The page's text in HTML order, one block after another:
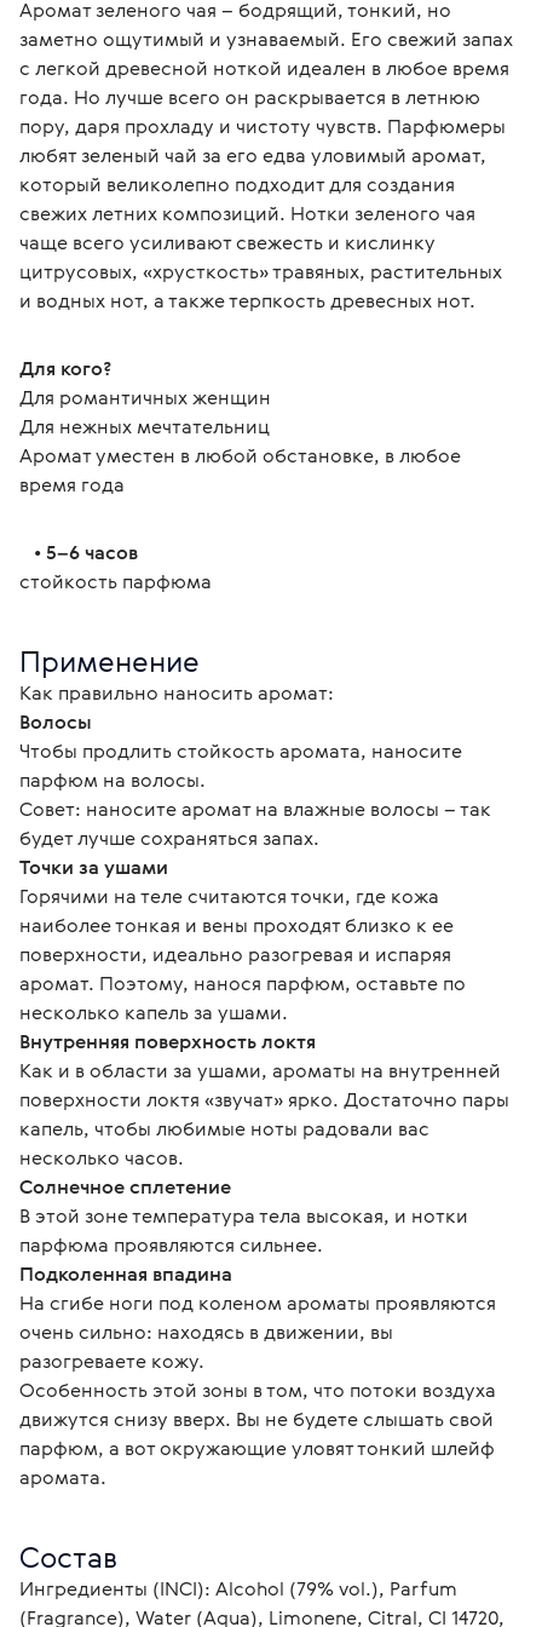
Аромат зеленого чая – бодрящий, тонкий, но
заметно ощутимый и узнаваемый. Его свежий запах
с легкой древесной ноткой идеален в любое время
года. Но лучше всего он раскрывается в летнюю
пору, даря прохладу и чистоту чувств. Парфюмеры
любят зеленый чай за его едва уловимый аромат,
который великолепно подходит для создания
свежих летних композиций. Нотки зеленого чая
чаще всего усиливают свежесть и кислинку
цитрусовых, «хрусткость» травяных, растительных
и водных нот, а также терпкость древесных нот.
Для кого?
Для романтичных женщин
Для нежных мечтательниц
Аромат уместен в любой обстановке, в любое
время года
• 5–6 часов
стойкость парфюма
Применение
Как правильно наносить аромат:
Волосы
Чтобы продлить стойкость аромата, наносите
парфюм на волосы.
Совет: наносите аромат на влажные волосы – так
будет лучше сохраняться запах.
Точки за ушами
Горячими на теле считаются точки, где кожа
наиболее тонкая и вены проходят близко к ее
поверхности, идеально разогревая и испаряя
аромат. Поэтому, нанося парфюм, оставьте по
несколько капель за ушами.
Внутренняя поверхность локтя
Как и в области за ушами, ароматы на внутренней
поверхности локтя «звучат» ярко. Достаточно пары
капель, чтобы любимые ноты радовали вас
несколько часов.
Солнечное сплетение
В этой зоне температура тела высокая, и нотки
парфюма проявляются сильнее.
Подколенная впадина
На сгибе ноги под коленом ароматы проявляются
очень сильно: находясь в движении, вы
разогреваете кожу.
Особенность этой зоны в том, что потоки воздуха
движутся снизу вверх. Вы не будете слышать свой
парфюм, а вот окружающие уловят тонкий шлейф
аромата.
Состав
Ингредиенты (INCI): Alcohol (79% vol.), Parfum
(Fragrance), Water (Aqua), Limonene, Citral, CI 14720,